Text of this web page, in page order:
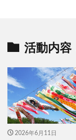
活動内容
2026年6月11日